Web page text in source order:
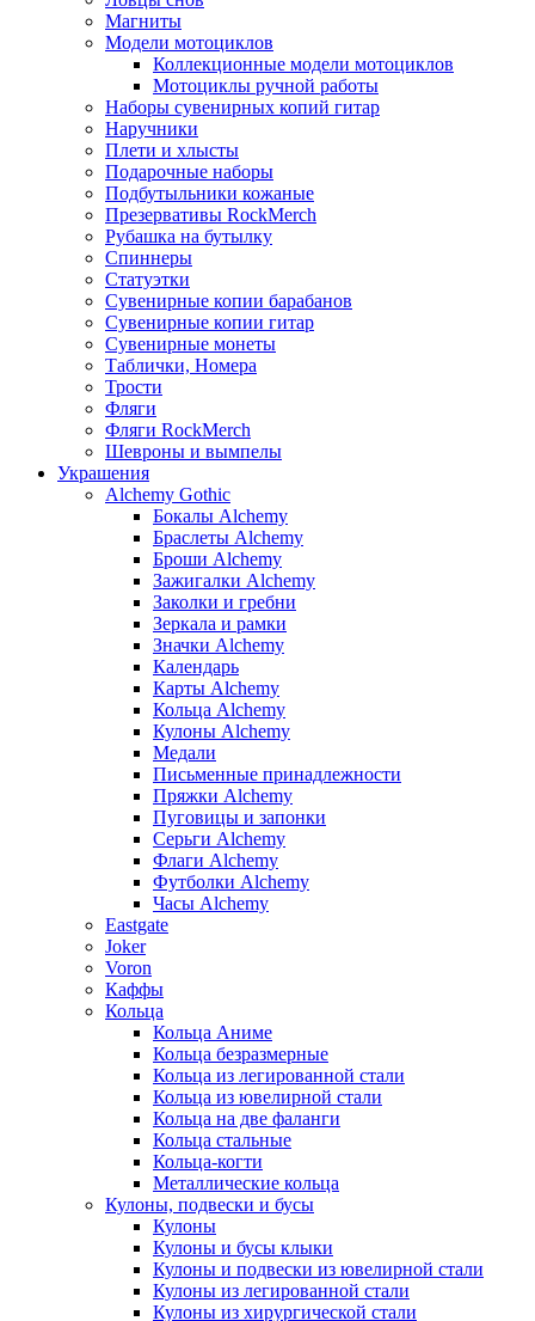
Магниты
Модели мотоциклов
Коллекционные модели мотоциклов
Мотоциклы ручной работы
Наборы сувенирных копий гитар
Наручники
Плети и хлысты
Подарочные наборы
Подбутыльники кожаные
Презервативы RockMerch
Рубашка на бутылку
Спиннеры
Статуэтки
Сувенирные копии барабанов
Сувенирные копии гитар
Сувенирные монеты
Таблички, Номера
Трости
Фляги
Фляги RockMerch
Шевроны и вымпелы
Украшения
Alchemy Gothic
Бокалы Alchemy
Браслеты Alchemy
Броши Alchemy
Зажигалки Alchemy
Заколки и гребни
Зеркала и рамки
Значки Alchemy
Календарь
Карты Alchemy
Кольца Alchemy
Кулоны Alchemy
Медали
Письменные принадлежности
Пряжки Alchemy
Пуговицы и запонки
Серьги Alchemy
Флаги Alchemy
Футболки Alchemy
Часы Alchemy
Eastgate
Joker
Voron
Каффы
Кольца
Кольца Аниме
Кольца безразмерные
Кольца из легированной стали
Кольца из ювелирной стали
Кольца на две фаланги
Кольца стальные
Кольца-когти
Металлические кольца
Кулоны, подвески и бусы
Кулоны
Кулоны и бусы клыки
Кулоны и подвески из ювелирной стали
Кулоны из легированной стали
Кулоны из хирургической стали